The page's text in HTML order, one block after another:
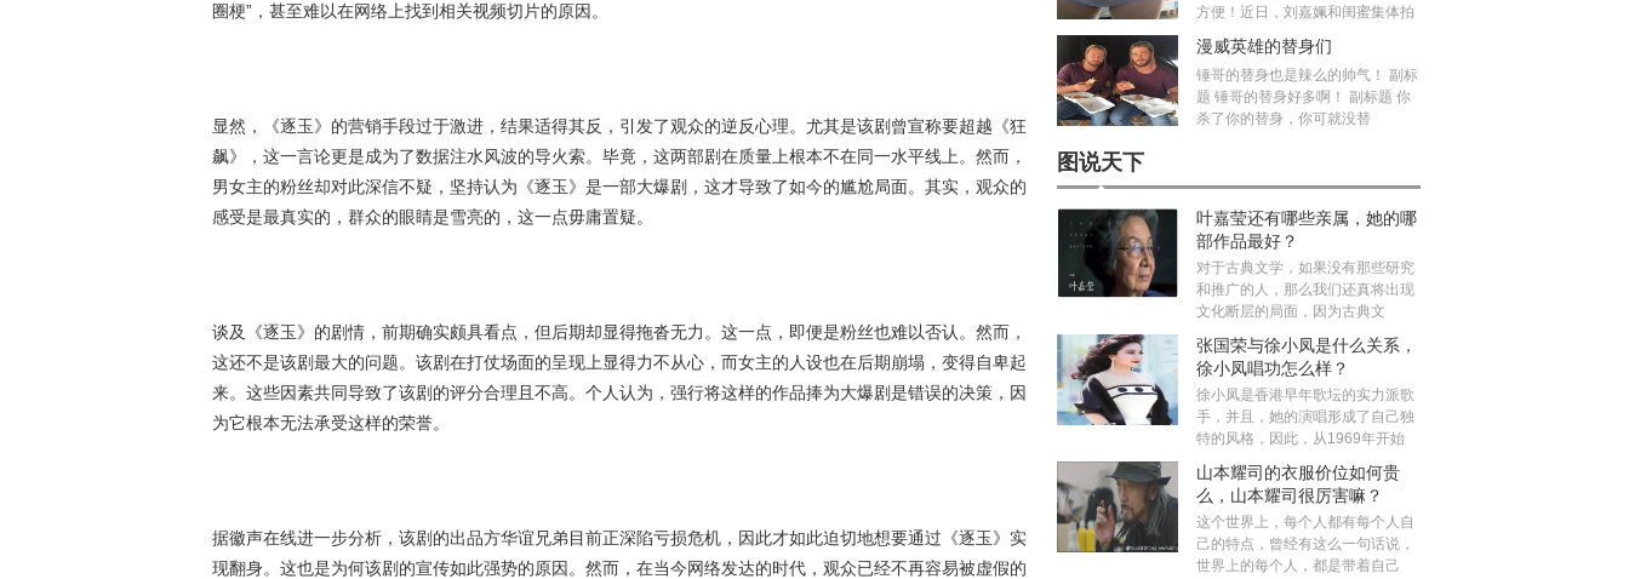
圈梗”，甚至难以在网络上找到相关视频切片的原因。
显然，《逐玉》的营销手段过于激进，结果适得其反，引发了观众的逆反心理。尤其是该剧曾宣称要超越《狂
飙》，这一言论更是成为了数据注水风波的导火索。毕竟，这两部剧在质量上根本不在同一水平线上。然而，
男女主的粉丝却对此深信不疑，坚持认为《逐玉》是一部大爆剧，这才导致了如今的尴尬局面。其实，观众的
感受是最真实的，群众的眼睛是雪亮的，这一点毋庸置疑。
谈及《逐玉》的剧情，前期确实颇具看点，但后期却显得拖沓无力。这一点，即便是粉丝也难以否认。然而，
这还不是该剧最大的问题。该剧在打仗场面的呈现上显得力不从心，而女主的人设也在后期崩塌，变得自卑起
来。这些因素共同导致了该剧的评分合理且不高。个人认为，强行将这样的作品捧为大爆剧是错误的决策，因
为它根本无法承受这样的荣誉。
据徽声在线进一步分析，该剧的出品方华谊兄弟目前正深陷亏损危机，因此才如此迫切地想要通过《逐玉》实
现翻身。这也是为何该剧的宣传如此强势的原因。然而，在当今网络发达的时代，观众已经不再容易被虚假的
方便！近日，刘嘉姵和闺蜜集体拍
漫威英雄的替身们
锤哥的替身也是辣么的帅气！ 副标
题 锤哥的替身好多啊！ 副标题 你
杀了你的替身，你可就没替
图说天下
叶嘉莹还有哪些亲属，她的哪
部作品最好？
对于古典文学，如果没有那些研究
和推广的人，那么我们还真将出现
文化断层的局面，因为古典文
张国荣与徐小凤是什么关系，
徐小凤唱功怎么样？
徐小凤是香港早年歌坛的实力派歌
手，并且，她的演唱形成了自己独
特的风格，因此，从1969年开始
山本耀司的衣服价位如何贵
么，山本耀司很厉害嘛？
这个世界上，每个人都有每个人自
己的特点，曾经有这么一句话说，
世界上的每个人，都是带着自己